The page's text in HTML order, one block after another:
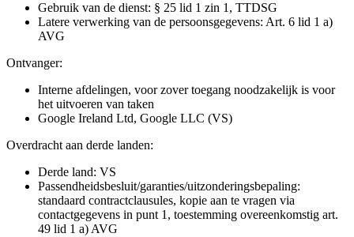
Gebruik van de dienst: § 25 lid 1 zin 1, TTDSG
Latere verwerking van de persoonsgegevens: Art. 6 lid 1 a)
AVG
Ontvanger:
Interne afdelingen, voor zover toegang noodzakelijk is voor
het uitvoeren van taken
Google Ireland Ltd, Google LLC (VS)
Overdracht aan derde landen:
Derde land: VS
Passendheidsbesluit/garanties/uitzonderingsbepaling:
standaard contractclausules, kopie aan te vragen via
contactgegevens in punt 1, toestemming overeenkomstig art.
49 lid 1 a) AVG